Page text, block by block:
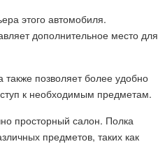
этого автомобиля.
дополнительное место для
позволяет более удобно
к необходимым предметам.
просторный салон. Полка
предметов, таких как